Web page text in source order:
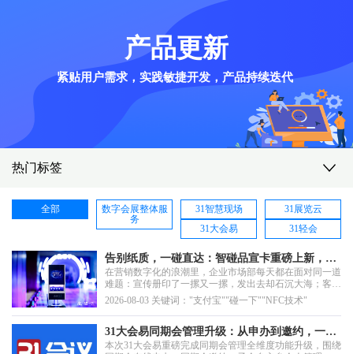
产品更新
紧贴用户需求，实践敏捷开发，产品持续迭代
热门标签
全部
数字会展整体服
务
31智慧现场
31展览云
31大会易
31轻会
告别纸质，一碰直达：智碰品宣卡重磅上新，让
品牌全开口
在营销数字化的浪潮里，企业市场部每天都在面对同一道
难题：宣传册印了一摞又一摞，发出去却石沉大海；客户
明明拿走了资料，回头却连是谁、感不感兴趣都无从追
踪。纸质物料是一次性成本——发出去就断线，既沉淀不
成客户资产，更谈不上后续运营。如今，交互方式正在被
重新定义。八彦图科技（BeeyonAI）正式推出全新产品
—...
2026-08-03 关键词："支付宝""碰一下""NFC技术"
31大会易同期会管理升级：从申办到邀约，一站
式破解多会协同难题
本次31大会易重磅完成同期会管理全维度功能升级，围绕